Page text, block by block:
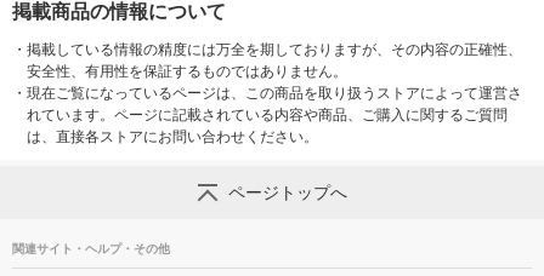
掲載商品の情報について
・ 掲載している情報の精度には万全を期しておりますが、その内容の正確性、
安全性、有用性を保証するものではありません。
・ 現在ご覧になっているページは、この商品を取り扱うストアによって運営さ
れています。ページに記載されている内容や商品、ご購入に関するご質問
は、直接各ストアにお問い合わせください。
ページトップへ
関連サイト・ヘルプ・その他